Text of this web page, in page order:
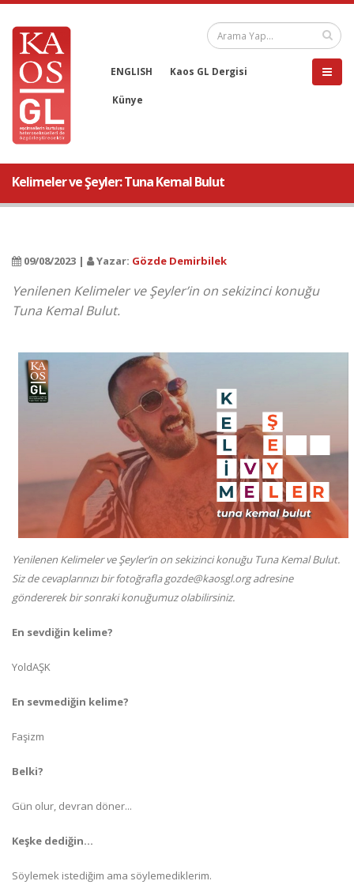
ENGLISH Kaos GL Dergisi
Künye
Kelimeler ve Şeyler: Tuna Kemal Bulut
09/08/2023 | Yazar: Gözde Demirbilek
Yenilenen Kelimeler ve Şeyler’in on sekizinci konuğu
Tuna Kemal Bulut.
Yenilenen Kelimeler ve Şeyler’in on sekizinci konuğu Tuna Kemal Bulut.
Siz de cevaplarınızı bir fotoğrafla gozde@kaosgl.org adresine
göndererek bir sonraki konuğumuz olabilirsiniz.
En sevdiğin kelime?
YoldAŞK
En sevmediğin kelime?
Faşizm
Belki?
Gün olur, devran döner...
Keşke dediğin...
Söylemek istediğim ama söylemediklerim.